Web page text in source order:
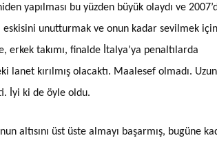
yapılması bu yüzden büyük olaydı ve
eskisini unutturmak ve onun kadar sevilmek için
takımı, finalde İtalya’ya penaltılarda
kırılmış olacaktı. Maalesef olmadı. Uzun
İyi ki de öyle oldu.
altısını üst üste almayı başarmış, bugüne